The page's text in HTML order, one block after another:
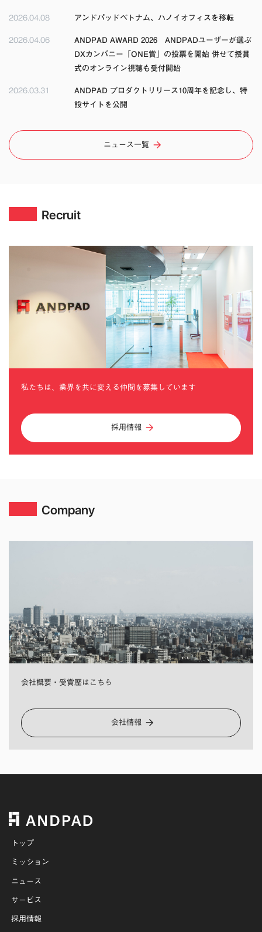
2026.04.08 アンドパッドベトナム、ハノイオフィスを移転
2026.04.06
ANDPAD AWARD 2026 ANDPADユーザーが選ぶ
DXカンパニー「ONE賞」の投票を開始 併せて授賞
式のオンライン視聴も受付開始
2026.03.31
ANDPAD プロダクトリリース10周年を記念し、特
設サイトを公開
ニュース一覧
Recruit
私たちは、業界を共に変える仲間を募集しています
採用情報
Company
会社概要・受賞歴はこちら
会社情報
トップ
ミッション
ニュース
サービス
採用情報